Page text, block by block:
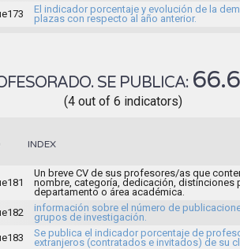
El indicador porcentaje y evolución de la
plazas con respecto al año anterior.
SE PUBLICA:
(4 out of 6 indicators)
INDEX
Un breve CV de sus profesores/as que
nombre, categoría, dedicación, distinciones
departamento o área académica.
información sobre el número de
grupos de investigación.
Se publica el indicador porcentaje de
extranjeros (contratados e invitados) de su